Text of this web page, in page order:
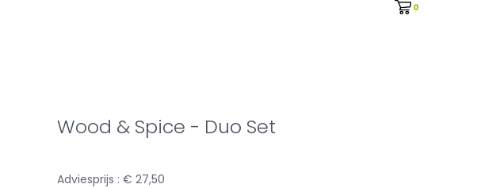
0
Wood & Spice - Duo Set
Adviesprijs : € 27,50